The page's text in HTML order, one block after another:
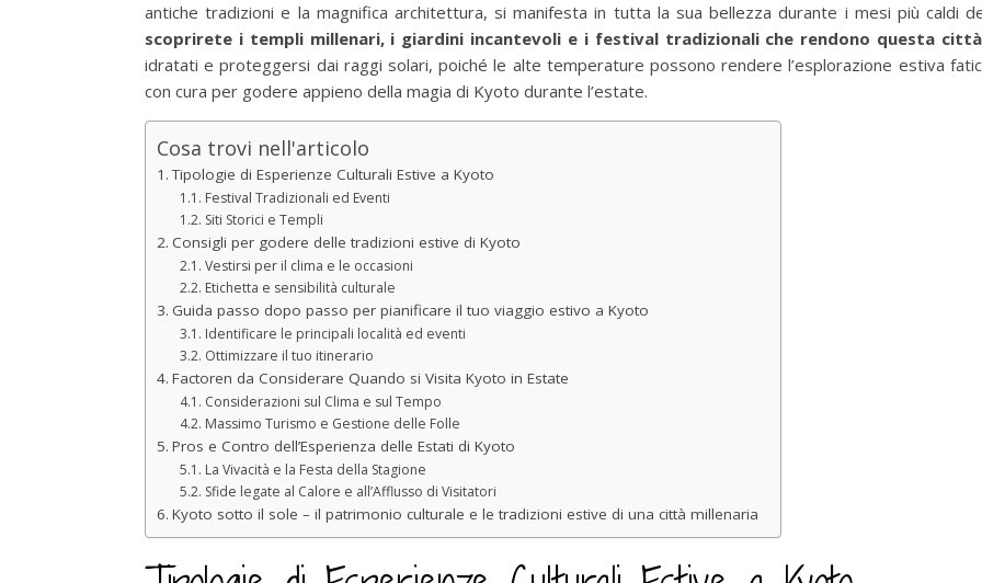
antiche tradizioni e la magnifica architettura, si manifesta in tutta la sua bellezza durante i mesi più caldi
scoprirete i templi millenari, i giardini incantevoli e i festival tradizionali che rendono questa
idratati e proteggersi dai raggi solari, poiché le alte temperature possono rendere l’esplorazione estiva
con cura per godere appieno della magia di Kyoto durante l’estate.
Cosa trovi nell'articolo
Tipologie di Esperienze Culturali Estive a Kyoto
Festival Tradizionali ed Eventi
Siti Storici e Templi
Consigli per godere delle tradizioni estive di Kyoto
Vestirsi per il clima e le occasioni
Etichetta e sensibilità culturale
Guida passo dopo passo per pianificare il tuo viaggio estivo a Kyoto
Identificare le principali località ed eventi
Ottimizzare il tuo itinerario
Factoren da Considerare Quando si Visita Kyoto in Estate
Considerazioni sul Clima e sul Tempo
Massimo Turismo e Gestione delle Folle
Pros e Contro dell’Esperienza delle Estati di Kyoto
La Vivacità e la Festa della Stagione
Sfide legate al Calore e all’Afflusso di Visitatori
Kyoto sotto il sole – il patrimonio culturale e le tradizioni estive di una città millenaria